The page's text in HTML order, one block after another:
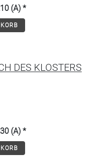
(A) *
DES KLOSTERS
(A) *